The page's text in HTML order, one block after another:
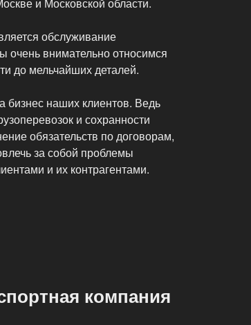
обслуживание
очень внимательно относимся
до мельчайших деталей.
бизнес наших клиентов. Ведь
и сохранности
обязательств по договорам,
за собой проблемы
и их контрагентами.
компания